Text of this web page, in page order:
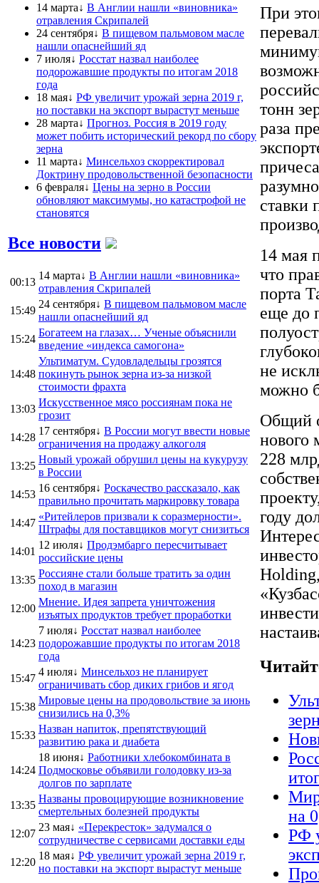
14 марта↓ В Англии нашли «виновника»
отравления Скрипалей
24 сентября↓ В пищевом пальмовом масле
нашли опаснейший яд
7 июля↓ Росстат назвал наиболее
подорожавшие продукты по итогам 2018
года
18 мая↓ РФ увеличит урожай зерна 2019 г,
но поставки на экспорт вырастут меньше
28 марта↓ Прогноз. Россия в 2019 году
может побить исторический рекорд по сбору
зерна
11 марта↓ Минсельхоз скорректировал
Доктрину продовольственной безопасности
6 февраля↓ Цены на зерно в России
обновляют максимумы, но катастрофой не
становятся
Все новости
00:13
14 марта↓ В Англии нашли «виновника»
отравления Скрипалей
15:49
24 сентября↓ В пищевом пальмовом масле
нашли опаснейший яд
15:24
Богатеем на глазах… Ученые объяснили
введение «индекса самогона»
14:48
Ультиматум. Судовладельцы грозятся
покинуть рынок зерна из-за низкой
стоимости фрахта
13:03
Искусственное мясо россиянам пока не
грозит
14:28
17 сентября↓ В России могут ввести новые
ограничения на продажу алкоголя
13:25
Новый урожай обрушил цены на кукурузу
в России
14:53
16 сентября↓ Роскачество рассказало, как
правильно прочитать маркировку товара
14:47
«Ритейлеров призвали к соразмерности».
Штрафы для поставщиков могут снизиться
14:01
12 июля↓ Продэмбарго пересчитывает
российские цены
13:35
Россияне стали больше тратить за один
поход в магазин
12:00
Мнение. Идея запрета уничтожения
изъятых продуктов требует проработки
14:23
7 июля↓ Росстат назвал наиболее
подорожавшие продукты по итогам 2018
года
15:47
4 июля↓ Минсельхоз не планирует
ограничивать сбор диких грибов и ягод
15:38
Мировые цены на продовольствие за июнь
снизились на 0,3%
15:33
Назван напиток, препятствующий
развитию рака и диабета
14:24
18 июня↓ Работники хлебокомбината в
Подмосковье объявили голодовку из-за
долгов по зарплате
13:35
Названы провоцирующие возникновение
смертельных болезней продукты
12:07
23 мая↓ «Перекресток» задумался о
сотрудничестве с сервисами доставки еды
12:20
18 мая↓ РФ увеличит урожай зерна 2019 г,
но поставки на экспорт вырастут меньше
При
тонн
раза
ставки
14 мая
что
порта
еще до
не
можно
Общий
нового
228
году
на
РФ